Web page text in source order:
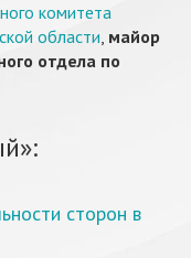
комитета
области, майор
отдела по
сторон в